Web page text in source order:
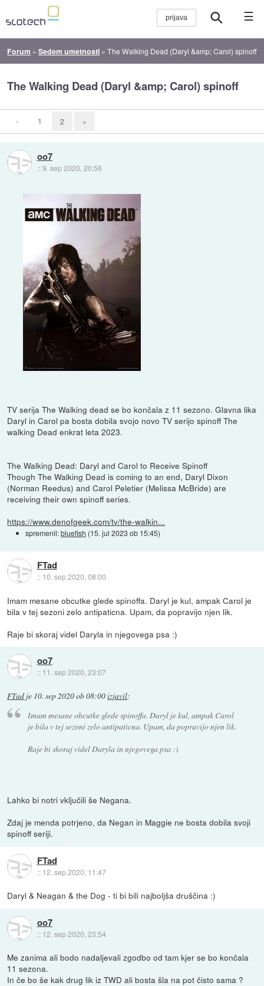
☰
Forum »Sedem umetnosti »The Walking Dead (Daryl &amp; Carol) spinoff
The Walking Dead (Daryl &amp; Carol) spinoff
« 1 2 »
oo7
::9. sep 2020, 20:56
TV serija The Walking dead se bo končala z 11 sezono. Glavna lika
Daryl in Carol pa bosta dobila svojo novo TV serijo spinoff The
walking Dead enkrat leta 2023.
The Walking Dead: Daryl and Carol to Receive Spinoff
Though The Walking Dead is coming to an end, Daryl Dixon
(Norman Reedus) and Carol Peletier (Melissa McBride) are
receiving their own spinoff series.
https://www.denofgeek.com/tv/the-walkin...
spremenil:bluefish (15. jul 2023 ob 15:45)
FTad
:: 10. sep 2020, 08:00
Imam mesane obcutke glede spinoffa. Daryl je kul, ampak Carol je
bila v tej sezoni zelo antipaticna. Upam, da popravijo njen lik.
Raje bi skoraj videl Daryla in njegovega psa :)
oo7
:: 11. sep 2020, 23:07
FTad je 10. sep 2020 ob 08:00izjavil:
Imam mesane obcutke glede spinoffa. Daryl je kul, ampak Carol
je bila v tej sezoni zelo antipaticna. Upam, da popravijo njen lik.
Raje bi skoraj videl Daryla in njegovega psa :)
Lahko bi notri vključili še Negana.
Zdaj je menda potrjeno, da Negan in Maggie ne bosta dobila svoji
spinoff seriji.
FTad
:: 12. sep 2020, 11:47
Daryl & Neagan & the Dog - ti bi bili najboljša druščina :)
oo7
:: 12. sep 2020, 23:54
Me zanima ali bodo nadaljevali zgodbo od tam kjer se bo končala
11 sezona.
In če bo še kak drug lik iz TWD ali bosta šla na pot čisto sama ?